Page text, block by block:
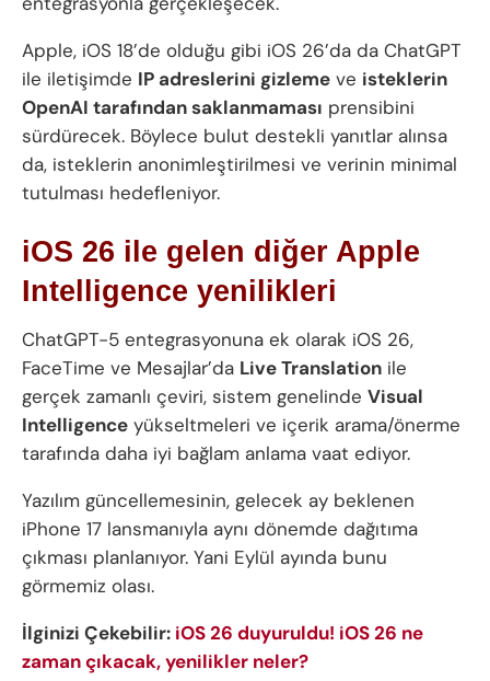
Apple, iOS 18’de olduğu gibi iOS 26’da da ChatGPT
ile iletişimde IP adreslerini gizleme ve isteklerin
OpenAI tarafından saklanmaması prensibini
sürdürecek. Böylece bulut destekli yanıtlar alınsa
da, isteklerin anonimleştirilmesi ve verinin minimal
tutulması hedefleniyor.
iOS 26 ile gelen diğer Apple
Intelligence yenilikleri
ChatGPT-5 entegrasyonuna ek olarak iOS 26,
FaceTime ve Mesajlar’da Live Translation ile
gerçek zamanlı çeviri, sistem genelinde Visual
Intelligence yükseltmeleri ve içerik arama/önerme
tarafında daha iyi bağlam anlama vaat ediyor.
Yazılım güncellemesinin, gelecek ay beklenen
iPhone 17 lansmanıyla aynı dönemde dağıtıma
çıkması planlanıyor. Yani Eylül ayında bunu
görmemiz olası.
İlginizi Çekebilir: iOS 26 duyuruldu! iOS 26 ne
zaman çıkacak, yenilikler neler?